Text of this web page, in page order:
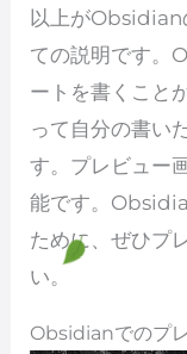
以上がObsidian
ての説明です。
ートを書くこと
って自分の書い
す。プレビュー
能です。
ために、ぜひプ
い。
Obsidianでのプ